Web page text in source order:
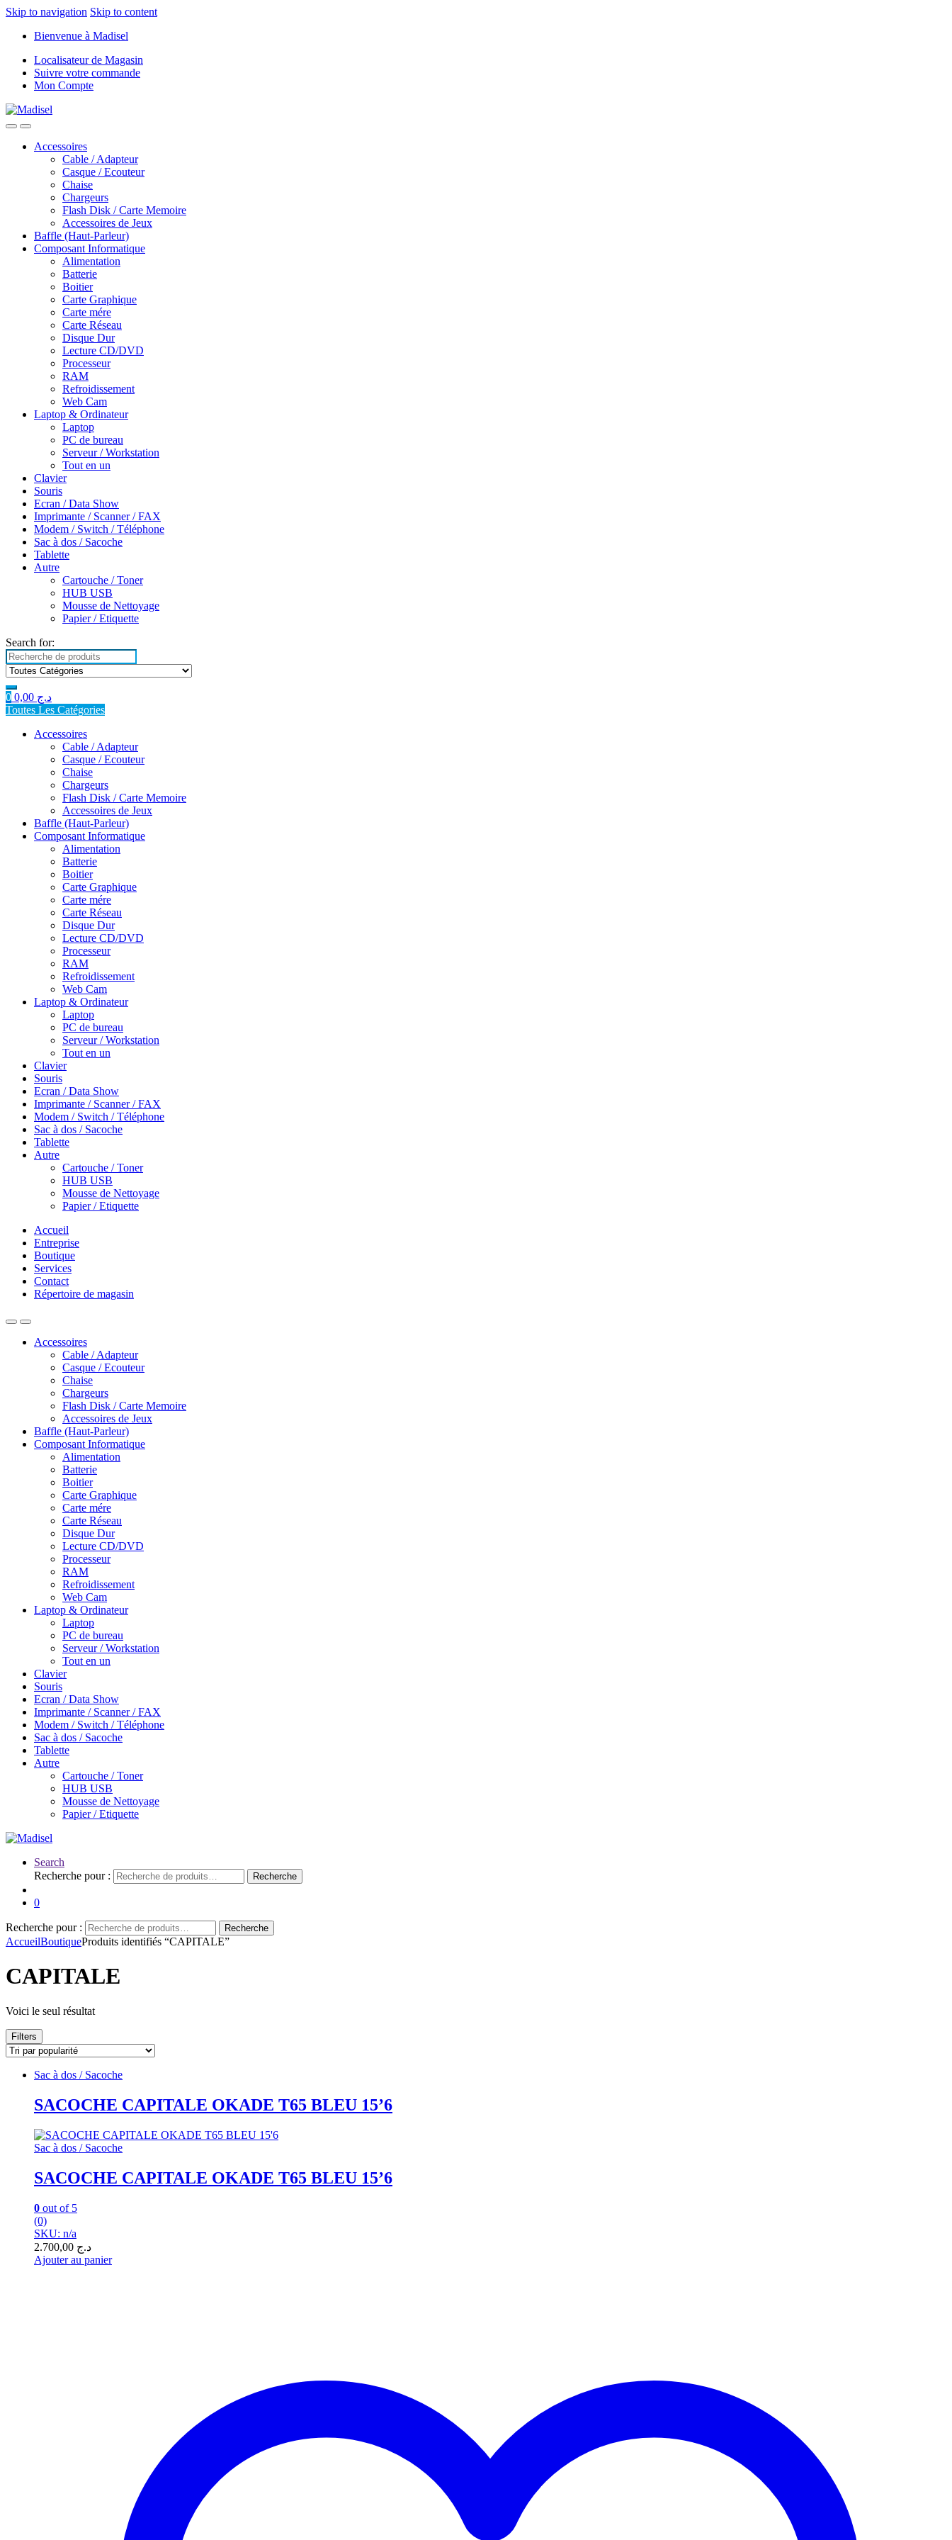
Skip to navigation Skip to content
Bienvenue à Madisel
Localisateur de Magasin
Suivre votre commande
Mon Compte
Accessoires
Cable / Adapteur
Casque / Ecouteur
Chaise
Chargeurs
Flash Disk / Carte Memoire
Accessoires de Jeux
Baffle (Haut-Parleur)
Composant Informatique
Alimentation
Batterie
Boitier
Carte Graphique
Carte mére
Carte Réseau
Disque Dur
Lecture CD/DVD
Processeur
RAM
Refroidissement
Web Cam
Laptop & Ordinateur
Laptop
PC de bureau
Serveur / Workstation
Tout en un
Clavier
Souris
Ecran / Data Show
Imprimante / Scanner / FAX
Modem / Switch / Téléphone
Sac à dos / Sacoche
Tablette
Autre
Cartouche / Toner
HUB USB
Mousse de Nettoyage
Papier / Etiquette
Search for:
0 د.ج
Toutes Les Catégories
Accessoires
Cable / Adapteur
Casque / Ecouteur
Chaise
Chargeurs
Flash Disk / Carte Memoire
Accessoires de Jeux
Baffle (Haut-Parleur)
Composant Informatique
Alimentation
Batterie
Boitier
Carte Graphique
Carte mére
Carte Réseau
Disque Dur
Lecture CD/DVD
Processeur
RAM
Refroidissement
Web Cam
Laptop & Ordinateur
Laptop
PC de bureau
Serveur / Workstation
Tout en un
Clavier
Souris
Ecran / Data Show
Imprimante / Scanner / FAX
Modem / Switch / Téléphone
Sac à dos / Sacoche
Tablette
Autre
Cartouche / Toner
HUB USB
Mousse de Nettoyage
Papier / Etiquette
Accueil
Entreprise
Boutique
Services
Contact
Répertoire de magasin
Accessoires
Cable / Adapteur
Casque / Ecouteur
Chaise
Chargeurs
Flash Disk / Carte Memoire
Accessoires de Jeux
Baffle (Haut-Parleur)
Composant Informatique
Alimentation
Batterie
Boitier
Carte Graphique
Carte mére
Carte Réseau
Disque Dur
Lecture CD/DVD
Processeur
RAM
Refroidissement
Web Cam
Laptop & Ordinateur
Laptop
PC de bureau
Serveur / Workstation
Tout en un
Clavier
Souris
Ecran / Data Show
Imprimante / Scanner / FAX
Modem / Switch / Téléphone
Sac à dos / Sacoche
Tablette
Autre
Cartouche / Toner
HUB USB
Mousse de Nettoyage
Papier / Etiquette
Search
Recherche pour :
Recherche
0
Recherche pour : Recherche
AccueilBoutiqueProduits identifiés “CAPITALE”
CAPITALE
Voici le seul résultat
Filters
Sac à dos / Sacoche
SACOCHE CAPITALE OKADE T65 BLEU 15’6
Sac à dos / Sacoche
SACOCHE CAPITALE OKADE T65 BLEU 15’6
0 out of 5
(0)
SKU: n/a
د.ج
Ajouter au panier